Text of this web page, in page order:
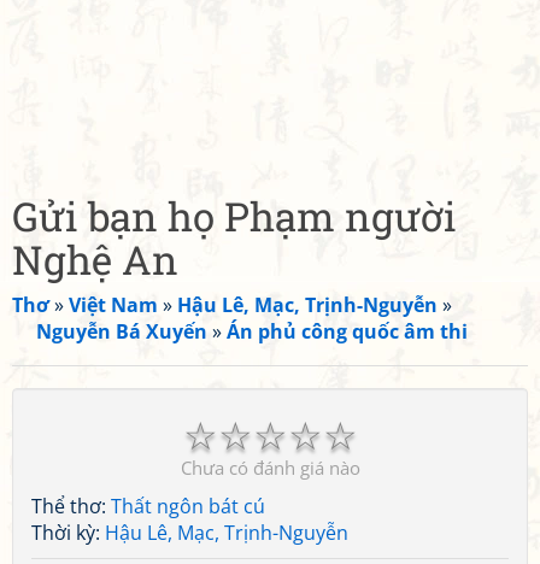
Gửi bạn họ Phạm người
Nghệ An
Thơ»Việt Nam » Hậu Lê, Mạc, Trịnh-Nguyễn »
Nguyễn Bá Xuyến »Án phủ công quốc âm thi
☆
☆
☆
☆
☆
Chưa có đánh giá nào
Thể thơ: Thất ngôn bát cú
Thời kỳ: Hậu Lê, Mạc, Trịnh-Nguyễn